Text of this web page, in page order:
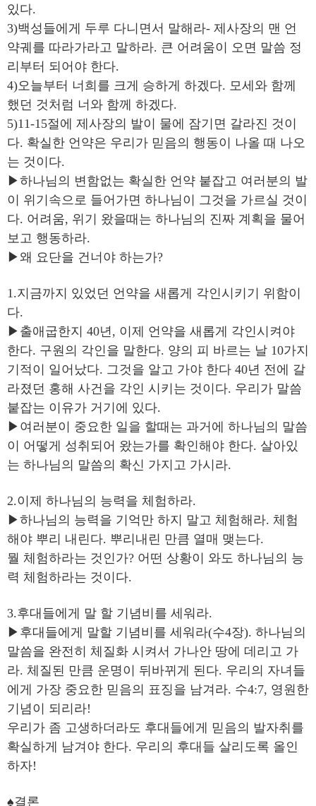
있다.
3)백성들에게 두루 다니면서 말해라- 제사장의 맨 언
약궤를 따라가라고 말하라. 큰 어려움이 오면 말씀 정
리부터 되어야 한다.
4)오늘부터 너희를 크게 승하게 하겠다. 모세와 함께
했던 것처럼 너와 함께 하겠다.
5)11-15절에 제사장의 발이 물에 잠기면 갈라진 것이
다. 확실한 언약은 우리가 믿음의 행동이 나올 때 나오
는 것이다.
▶하나님의 변함없는 확실한 언약 붙잡고 여러분의 발
이 위기속으로 들어가면 하나님이 그것을 가르실 것이
다. 어려움, 위기 왔을때는 하나님의 진짜 계획을 물어
보고 행동하라.
▶왜 요단을 건너야 하는가?
1.지금까지 있었던 언약을 새롭게 각인시키기 위함이
다.
▶출애굽한지 40년, 이제 언약을 새롭게 각인시켜야
한다. 구원의 각인을 말한다. 양의 피 바르는 날 10가지
기적이 일어났다. 그것을 알고 가야 한다 40년 전에 갈
라졌던 홍해 사건을 각인 시키는 것이다. 우리가 말씀
붙잡는 이유가 거기에 있다.
▶여러분이 중요한 일을 할때는 과거에 하나님의 말씀
이 어떻게 성취되어 왔는가를 확인해야 한다. 살아있
는 하나님의 말씀의 확신 가지고 가시라.
2.이제 하나님의 능력을 체험하라.
▶하나님의 능력을 기억만 하지 말고 체험해라. 체험
해야 뿌리 내린다. 뿌리내린 만큼 열매 맺는다.
뭘 체험하라는 것인가? 어떤 상황이 와도 하나님의 능
력 체험하라는 것이다.
3.후대들에게 말 할 기념비를 세워라.
▶후대들에게 말할 기념비를 세워라(수4장). 하나님의
말씀을 완전히 체질화 시켜서 가나안 땅에 데리고 가
라. 체질된 만큼 운명이 뒤바뀌게 된다. 우리의 자녀들
에게 가장 중요한 믿음의 표징을 남겨라. 수4:7, 영원한
기념이 되리라!
우리가 좀 고생하더라도 후대들에게 믿음의 발자취를
확실하게 남겨야 한다. 우리의 후대들 살리도록 올인
하자!
♠결론